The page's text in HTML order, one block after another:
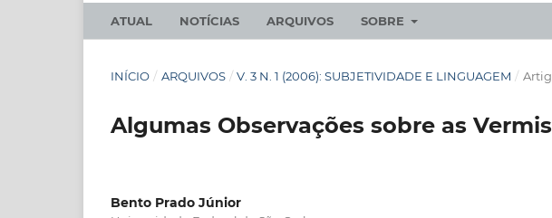
ATUAL NOTÍCIAS ARQUIVOS SOBRE
INÍCIO / ARQUIVOS / V. 3 N. 1 (2006): SUBJETIVIDADE E LINGUAGEM /
Algumas Observações sobre as
Bento Prado Júnior